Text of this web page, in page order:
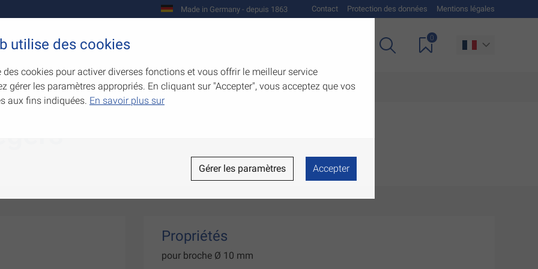
Made in Germany - depuis 1863 Contact Protection des données Mentions légales
Entreprise Produits
0
Propriétés
pour broche Ø 10 mm
utilise des cookies
des cookies pour activer diverses fonctions et vous offrir le meilleur service
gérer les paramètres appropriés. En cliquant sur "Accepter", vous acceptez que vos
aux fins indiquées. En savoir plus sur
Gérer les paramètres Accepter